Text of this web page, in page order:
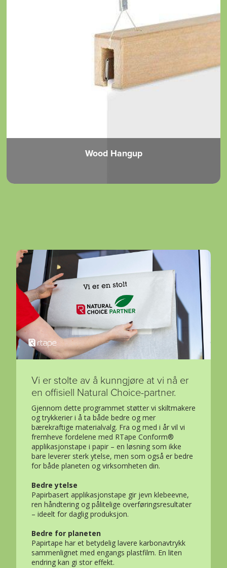
Wood Hangup
Vi er stolte av å kunngjøre at vi nå er
en offisiell Natural Choice-partner.
Gjennom dette programmet støtter vi skiltmakere
og trykkerier i å ta både bedre og mer
bærekraftige materialvalg. Fra og med i år vil vi
fremheve fordelene med RTape Conform®
applikasjonstape i papir – en løsning som ikke
bare leverer sterk ytelse, men som også er bedre
for både planeten og virksomheten din.
Bedre ytelse
Papirbasert applikasjonstape gir jevn klebeevne,
ren håndtering og pålitelige overføringsresultater
– ideelt for daglig produksjon.
Bedre for planeten
Papirtape har et betydelig lavere karbonavtrykk
sammenlignet med engangs plastfilm. En liten
endring kan gi stor effekt.